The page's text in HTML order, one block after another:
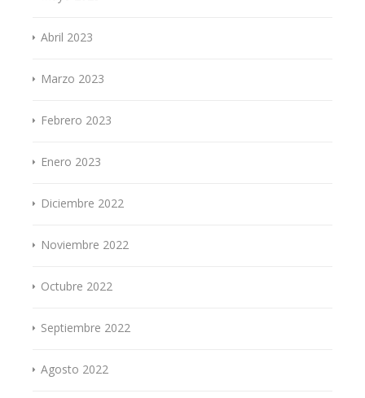
Abril 2023
Marzo 2023
Febrero 2023
Enero 2023
Diciembre 2022
Noviembre 2022
Octubre 2022
Septiembre 2022
Agosto 2022